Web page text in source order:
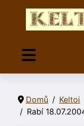
Domů Keltoi
Rabí